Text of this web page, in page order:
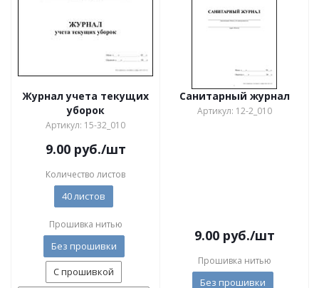
Журнал учета текущих
уборок
Артикул: 15-32_010
9.00руб./шт
Количество листов
40 листов
Прошивка нитью
Без прошивки
С прошивкой
Санитарный журнал
Артикул: 12-2_010
9.00руб./шт
Прошивка нитью
Без прошивки